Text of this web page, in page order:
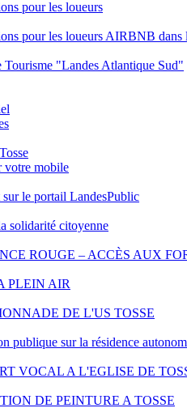
pour les loueurs
pour les loueurs AIRBNB dans
Tourisme "Landes Atlantique Sud"
votre mobile
sur le portail LandesPublic
solidarité citoyenne
ROUGE – ACCÈS AUX
PLEIN AIR
DE L'US TOSSE
publique sur la résidence
VOCAL A L'EGLISE DE
DE PEINTURE A TOSSE